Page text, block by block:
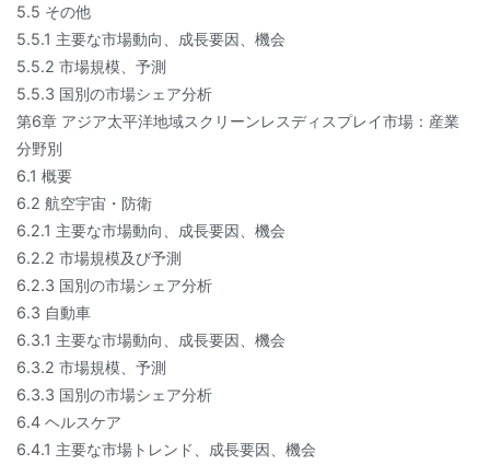
5.5 その他
5.5.1 主要な市場動向、成長要因、機会
5.5.2 市場規模、予測
5.5.3 国別の市場シェア分析
第6章 アジア太平洋地域スクリーンレスディスプレイ市場：産業
分野別
6.1 概要
6.2 航空宇宙・防衛
6.2.1 主要な市場動向、成長要因、機会
6.2.2 市場規模及び予測
6.2.3 国別の市場シェア分析
6.3 自動車
6.3.1 主要な市場動向、成長要因、機会
6.3.2 市場規模、予測
6.3.3 国別の市場シェア分析
6.4 ヘルスケア
6.4.1 主要な市場トレンド、成長要因、機会